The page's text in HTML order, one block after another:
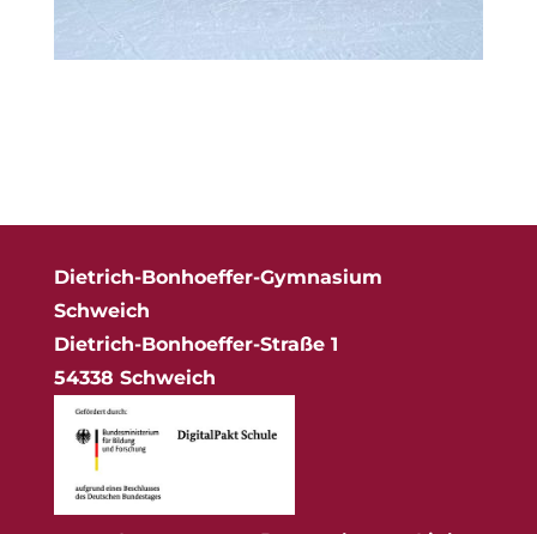
Dietrich-Bonhoeffer-Gymnasium
Schweich
Dietrich-Bonhoeffer-Straße 1
54338 Schweich